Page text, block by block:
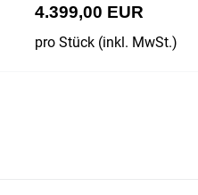
4.399,00 EUR
pro Stück (inkl. MwSt.)